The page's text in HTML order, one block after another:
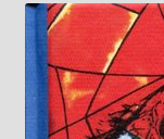
Predplatné
Pripravujeme